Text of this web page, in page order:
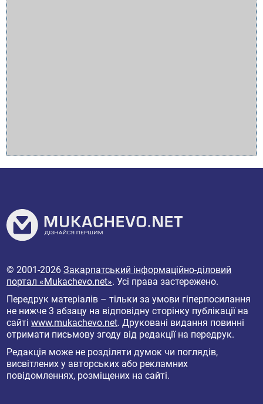
© 2001-2026Закарпатський інформаційно-діловий
портал «Mukachevo.net». Усі права застережено.
Передрук матеріалів – тільки за умови гіперпосилання
не нижче 3 абзацу на відповідну сторінку публікації на
сайтіwww.mukachevo.net. Друковані видання повинні
отримати письмову згоду від редакції на передрук.
Редакція може не розділяти думок чи поглядів,
висвітлених у авторських або рекламних
повідомленнях, розміщених на сайті.